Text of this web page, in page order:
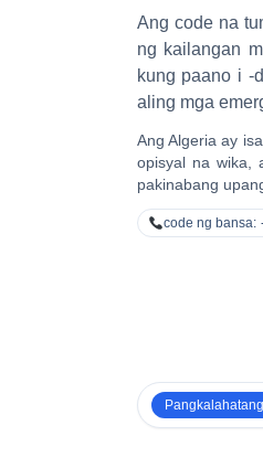
Ang code na
ng kailangan
kung paano i -
aling mga
Ang Algeria ay
opisyal na wika,
pakinabang
code ng bansa: